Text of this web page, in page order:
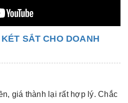
SẮT CHO DOANH
giá thành lại rất hợp lý. Chắc